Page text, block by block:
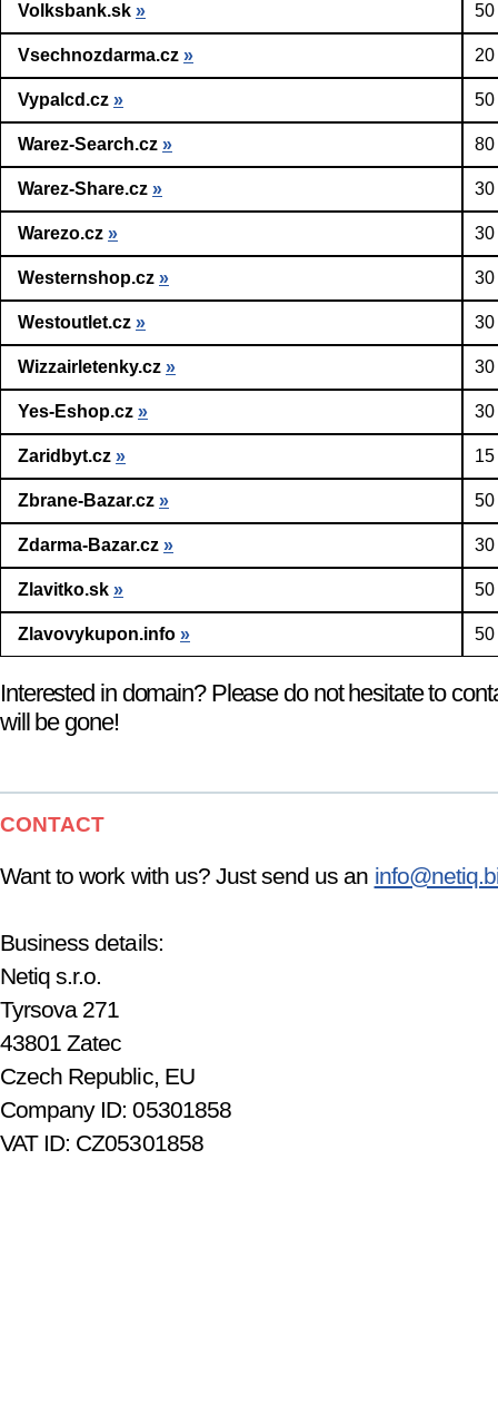
Volksbank.sk » 50
Vsechnozdarma.cz »
Vypalcd.cz » 50
Warez-Search.cz » 80
Warez-Share.cz » 30
Warezo.cz » 30
Westernshop.cz » 30
Westoutlet.cz » 30
Wizzairletenky.cz » 30
Yes-Eshop.cz » 30
Zaridbyt.cz »
Zbrane-Bazar.cz » 50
Zdarma-Bazar.cz » 30
Zlavitko.sk » 50
Zlavovykupon.info » 50
Interested in domain? Please do not hesitate to
will be gone!
CONTACT
Want to work with us? Just send us an
Business details:
Netiq s.r.o.
Tyrsova 271
43801 Zatec
Czech Republic, EU
Company ID: 05301858
VAT ID: CZ05301858